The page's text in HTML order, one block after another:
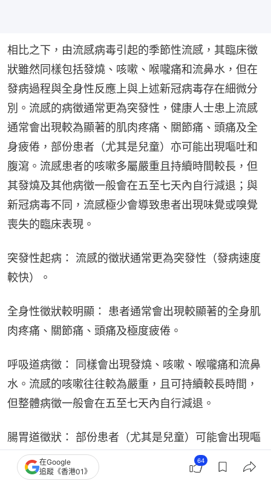
相比之下，由流感病毒引起的季節性流感，其臨床徵
狀雖然同樣包括發燒、咳嗽、喉嚨痛和流鼻水，但在
發病過程與全身性反應上與上述新冠病毒存在細微分
別。流感的病徵通常更為突發性，健康人士患上流感
通常會出現較為顯著的肌肉疼痛、關節痛、頭痛及全
身疲倦，部份患者（尤其是兒童）亦可能出現嘔吐和
腹瀉。流感患者的咳嗽多屬嚴重且持續時間較長，但
其發燒及其他病徵一般會在五至七天內自行減退；與
新冠病毒不同，流感極少會導致患者出現味覺或嗅覺
喪失的臨床表現。
突發性起病： 流感的徵狀通常更為突發性（發病速度
較快）。
全身性徵狀較明顯： 患者通常會出現較顯著的全身肌
肉疼痛、關節痛、頭痛及極度疲倦。
呼吸道病徵： 同樣會出現發燒、咳嗽、喉嚨痛和流鼻
水。流感的咳嗽往往較為嚴重，且可持續較長時間，
但整體病徵一般會在五至七天內自行減退。
腸胃道徵狀： 部份患者（尤其是兒童）可能會出現嘔
吐和腹瀉。
在Google
追蹤《香港01》
64